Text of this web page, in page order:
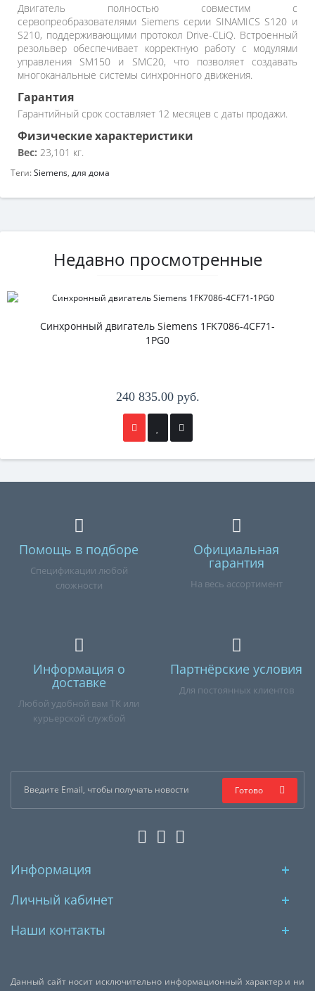
Двигатель полностью совместим с
сервопреобразователями Siemens серии SINAMICS S120 и
S210, поддерживающими протокол Drive-CLiQ. Встроенный
резольвер обеспечивает корректную работу с модулями
управления SM150 и SMC20, что позволяет создавать
многоканальные системы синхронного движения.
Гарантия
Гарантийный срок составляет 12 месяцев с даты продажи.
Физические характеристики
Вес: 23,101 кг.
Теги:Siemens, для дома
Недавно просмотренные
Синхронный двигатель Siemens 1FK7086-4CF71-
1PG0
240 835.00 руб.
Помощь в подборе
Спецификации любой
сложности
Официальная
гарантия
На весь ассортимент
Информация о
доставке
Любой удобной вам ТК или
курьерской службой
Партнёрские условия
Для постоянных клиентов
Готово
Информация
Личный кабинет
Наши контакты
Данный сайт носит исключительно информационный характер и ни